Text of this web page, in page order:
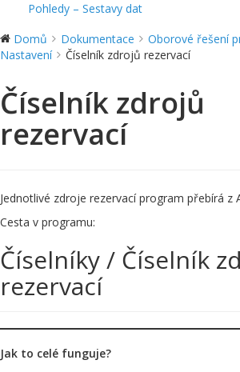
Pohledy – Sestavy dat
Domů
Dokumentace
Oborové řešení
Nastavení
Číselník zdrojů rezervací
Číselník zdrojů
rezervací
Jednotlivé zdroje rezervací program přebírá z
Cesta v programu:
Číselníky / Číselník
rezervací
Jak to celé funguje?